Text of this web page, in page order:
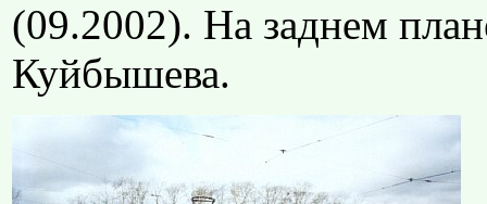
(09.2002). На заднем
Куйбышева.